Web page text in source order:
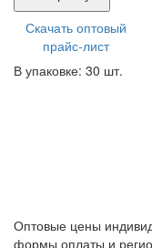
Скачать оптовый
прайс-лист
В упаковке: 30 шт.
Оптовые цены
формы оплаты и